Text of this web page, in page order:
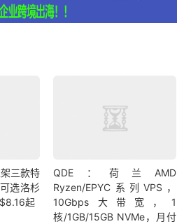
三款特
选洛杉
起
QDE：荷兰AMD
Ryzen/EPYC系列VPS，
10Gbps大带宽，1
核/1GB/15GB NVMe，月付